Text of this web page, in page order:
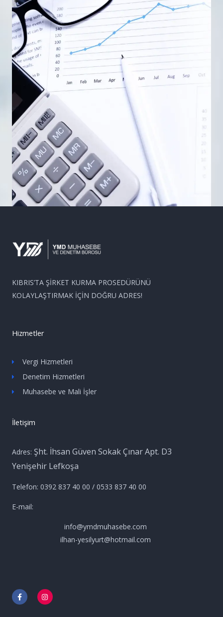
KIBRIS’TA ŞİRKET KURMA PROSEDÜRÜNÜ
KOLAYLAŞTIRMAK İÇİN DOĞRU ADRES!
Hizmetler
Vergi Hizmetleri
Denetim Hizmetleri
Muhasebe ve Mali İşler
İletişim
Adres: Şht. İhsan Güven Sokak Çınar Apt. D3
Yenişehir Lefkoşa
Telefon: 0392 837 40 00 / 0533 837 40 00
E-mail:
info@ymdmuhasebe.com
ilhan-yesilyurt@hotmail.com
F
a
c
I
n
s